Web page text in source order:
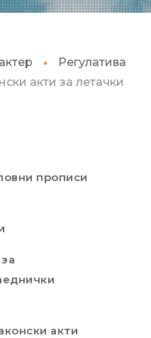
Регулатива
акти за летaчки
прописи
акти